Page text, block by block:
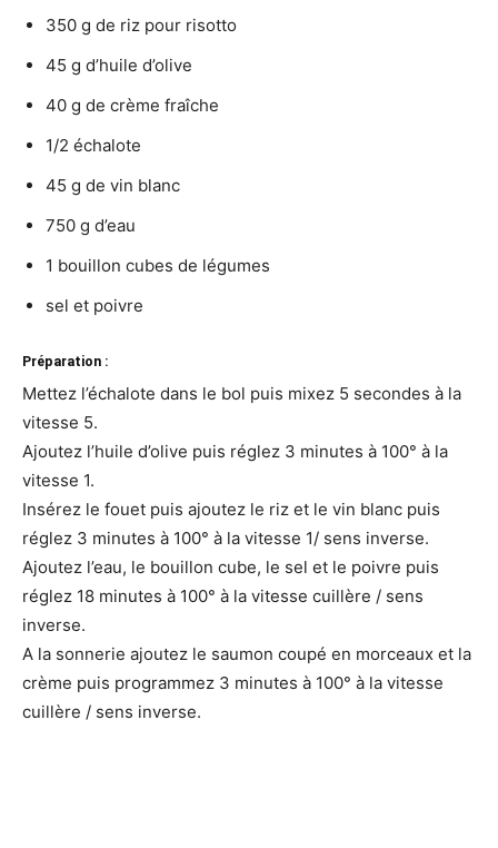
350 g de riz pour risotto
45 g d’huile d’olive
40 g de crème fraîche
1/2 échalote
45 g de vin blanc
750 g d’eau
1 bouillon cubes de légumes
sel et poivre
Préparation :
Mettez l’échalote dans le bol puis mixez 5 secondes à la
vitesse 5.
Ajoutez l’huile d’olive puis réglez 3 minutes à 100° à la
vitesse 1.
Insérez le fouet puis ajoutez le riz et le vin blanc puis
réglez 3 minutes à 100° à la vitesse 1/ sens inverse.
Ajoutez l’eau, le bouillon cube, le sel et le poivre puis
réglez 18 minutes à 100° à la vitesse cuillère / sens
inverse.
A la sonnerie ajoutez le saumon coupé en morceaux et la
crème puis programmez 3 minutes à 100° à la vitesse
cuillère / sens inverse.